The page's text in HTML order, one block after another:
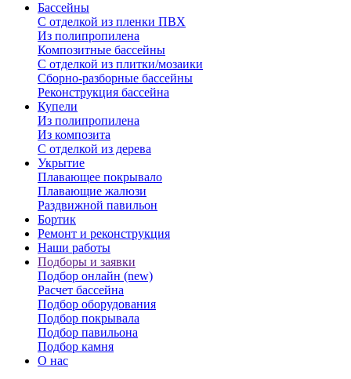
Бассейны
С отделкой из пленки ПВХ
Из полипропилена
Композитные бассейны
С отделкой из плитки/мозаики
Сборно-разборные бассейны
Реконструкция бассейна
Купели
Из полипропилена
Из композита
С отделкой из дерева
Укрытие
Плавающее покрывало
Плавающие жалюзи
Раздвижной павильон
Бортик
Ремонт и реконструкция
Наши работы
Подборы и заявки
Подбор онлайн (new)
Расчет бассейна
Подбор оборудования
Подбор покрывала
Подбор павильона
Подбор камня
О нас